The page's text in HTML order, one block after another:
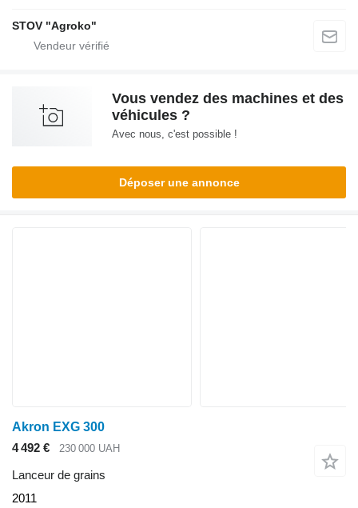
STOV "Agroko"
Vous vendez des machines et des
véhicules ?
Avec nous, c'est possible !
Déposer une annonce
Akron EXG 300
4 492 €
230 000 UAH
Lanceur de grains
2011